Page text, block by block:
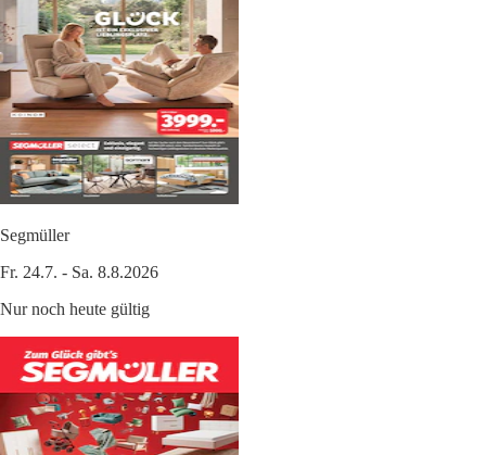
Segmüller
Fr. 24.7. - Sa. 8.8.2026
Nur noch heute gültig